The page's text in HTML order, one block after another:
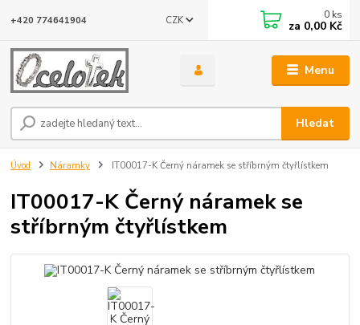
Menu
CZK
Hledat
+420 774641904 0 ks
za 0,00 Kč
Úvod Náramky IT00017-K Černý náramek se stříbrným čtyřlístkem
IT00017-K Černý náramek se
stříbrným čtyřlístkem